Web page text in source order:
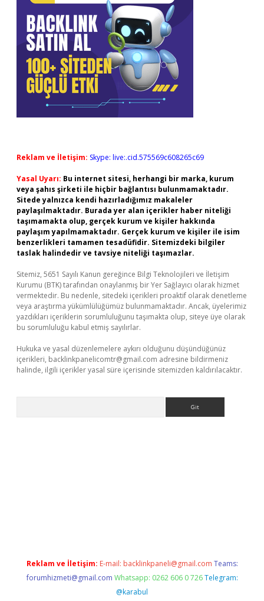
Reklam ve İletişim: Skype: live:.cid.575569c608265c69
Yasal Uyarı: Bu internet sitesi, herhangi bir marka, kurum
veya şahıs şirketi ile hiçbir bağlantısı bulunmamaktadır.
Sitede yalnızca kendi hazırladığımız makaleler
paylaşılmaktadır. Burada yer alan içerikler haber niteliği
taşımamakta olup, gerçek kurum ve kişiler hakkında
paylaşım yapılmamaktadır. Gerçek kurum ve kişiler ile isim
benzerlikleri tamamen tesadüfidir. Sitemizdeki bilgiler
taslak halindedir ve tavsiye niteliği taşımazlar.
Sitemiz, 5651 Sayılı Kanun gereğince Bilgi Teknolojileri ve İletişim
Kurumu (BTK) tarafından onaylanmış bir Yer Sağlayıcı olarak hizmet
vermektedir. Bu nedenle, sitedeki içerikleri proaktif olarak denetleme
veya araştırma yükümlülüğümüz bulunmamaktadır. Ancak, üyelerimiz
yazdıkları içeriklerin sorumluluğunu taşımakta olup, siteye üye olarak
bu sorumluluğu kabul etmiş sayılırlar.
Hukuka ve yasal düzenlemelere aykırı olduğunu düşündüğünüz
içerikleri, backlinkpanelicomtr@gmail.com adresine bildirmeniz
halinde, ilgili içerikler yasal süre içerisinde sitemizden kaldırılacaktır.
Reklam ve İletişim: E-mail: backlinkpaneli@gmail.com Teams:
forumhizmeti@gmail.com Whatsapp: 0262 606 0 726 Telegram:
@karabul